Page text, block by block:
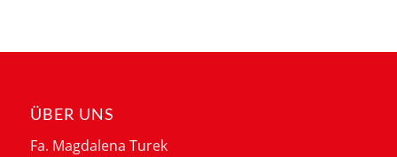
ÜBER UNS
Fa. Magdalena Turek